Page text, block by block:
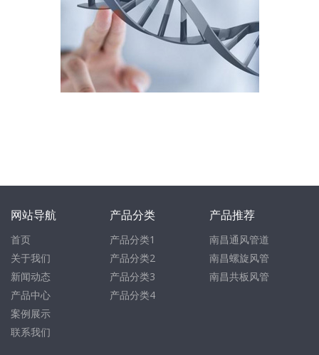
网站导航
首页
关于我们
新闻动态
产品中心
案例展示
联系我们
产品分类
产品分类1
产品分类2
产品分类3
产品分类4
产品推荐
南昌通风管道
南昌螺旋风管
南昌共板风管